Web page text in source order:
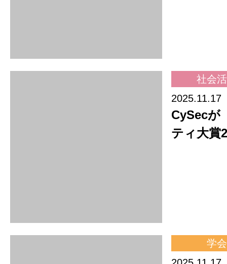
ティ大賞
学会
2025.11.17
電気電子
2025.11.14
デザイン